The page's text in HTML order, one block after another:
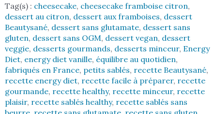
Tag(s) : cheesecake, cheesecake framboise citron,
dessert au citron, dessert aux framboises, dessert
Beautysané, dessert sans glutamate, dessert sans
gluten, dessert sans OGM, dessert vegan, dessert
veggie, desserts gourmands, desserts minceur, Energy
Diet, energy diet vanille, équilibre au quotidien,
fabriqués en France, petits sablés, recette Beautysané,
recette energy diet, recette facile à préparer, recette
gourmande, recette healthy, recette minceur, recette
plaisir, recette sablés healthy, recette sablés sans